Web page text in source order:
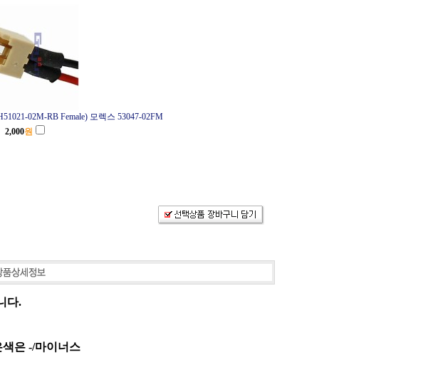
02M-RB Female) 모렉스 53047-02FM
2,000원
다.
색은 -/마이너스